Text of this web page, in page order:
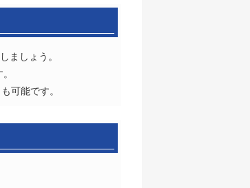
ましょう。
可能です。